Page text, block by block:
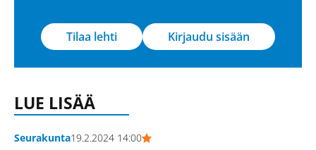
Tilaa lehti Kirjaudu sisään
LUE LISÄÄ
Seurakunta19.2.2024 14:00